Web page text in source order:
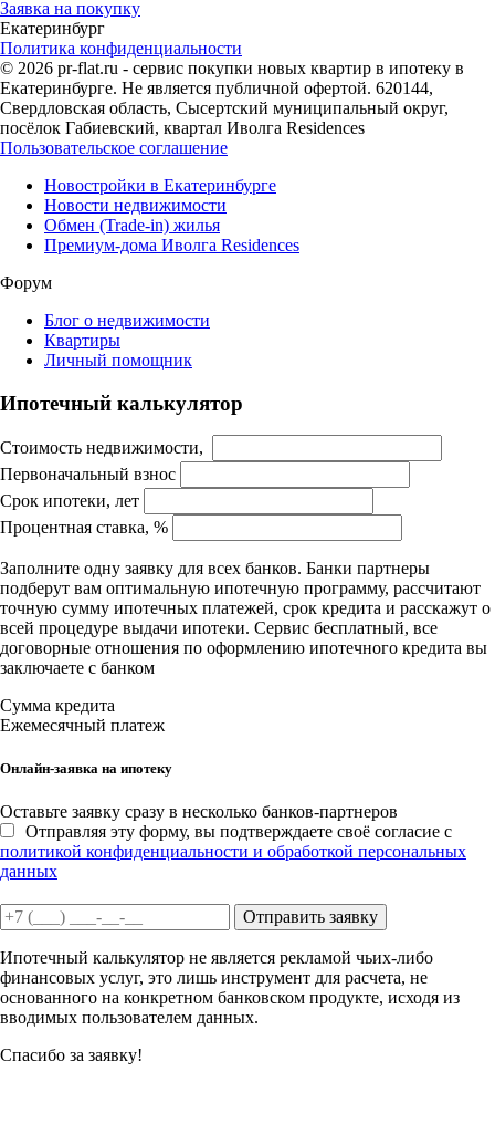
Заявка на покупку
Екатеринбург
Политика конфиденциальности
© 2026 pr-flat.ru - сервис покупки новых квартир в ипотеку в
Екатеринбурге. Не является публичной офертой. 620144,
Свердловская область, Сысертский муниципальный округ,
посёлок Габиевский, квартал Иволга Residences
Пользовательское соглашение
Новостройки в Екатеринбурге
Новости недвижимости
Обмен (Trade-in) жилья
Премиум-дома Иволга Residences
Форум
Блог о недвижимости
Квартиры
Личный помощник
Ипотечный калькулятор
Стоимость недвижимости,
Первоначальный взнос
Срок ипотеки, лет
Процентная ставка, %
Заполните одну заявку для всех банков. Банки партнеры
подберут вам оптимальную ипотечную программу, рассчитают
точную сумму ипотечных платежей, срок кредита и расскажут о
всей процедуре выдачи ипотеки. Сервис бесплатный, все
договорные отношения по оформлению ипотечного кредита вы
заключаете с банком
Сумма кредита
Ежемесячный платеж
Онлайн-заявка на ипотеку
Оставьте заявку сразу в несколько банков-партнеров
Отправляя эту форму, вы подтверждаете своё согласие с
политикой конфиденциальности и обработкой персональных
данных
Отправить заявку
Ипотечный калькулятор не является рекламой чьих-либо
финансовых услуг, это лишь инструмент для расчета, не
основанного на конкретном банковском продукте, исходя из
вводимых пользователем данных.
Спасибо за заявку!